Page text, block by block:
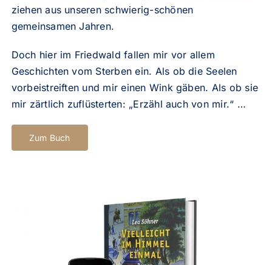
ziehen aus unseren schwierig-schönen
gemeinsamen Jahren.
Doch hier im Friedwald fallen mir vor allem
Geschichten vom Sterben ein. Als ob die Seelen
vorbeistreiften und mir einen Wink gäben. Als ob sie
mir zärtlich zuflüsterten: „Erzähl auch von mir.“ …
Zum Buch